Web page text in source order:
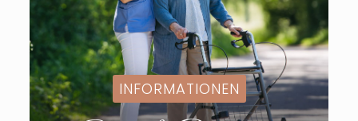
INFORMATIONEN